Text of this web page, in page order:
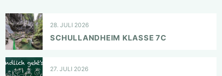
28. JULI 2026
SCHULLANDHEIM KLASSE 7C
27. JULI 2026